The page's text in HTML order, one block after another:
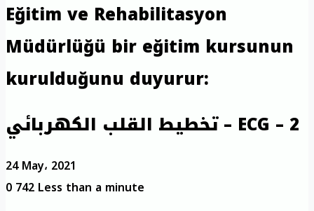
Eğitim ve Rehabilitasyon
Müdürlüğü bir eğitim kursunun
kurulduğunu duyurur:
تخطيط القلب الكهربائي – ECG – 2
24 May، 2021
0742Less than a minute